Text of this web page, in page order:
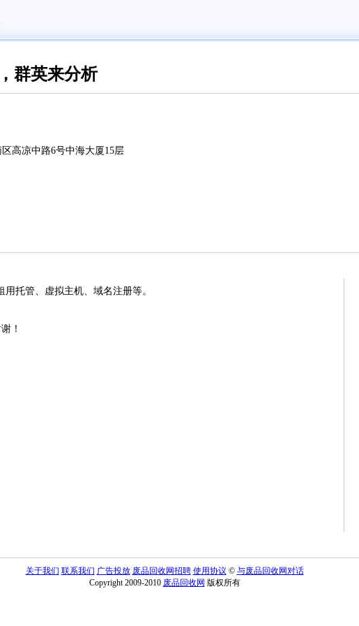
群英来分析
高凉中路6号中海大厦15层
托管、虚拟主机、域名注册等。
！
关于我们 联系我们 广告投放 废品回收网招聘 使用协议 © 与废品回收网对话
Copyright 2009-2010 废品回收网 版权所有